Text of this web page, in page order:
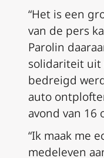
“Het is een
van de pers
Parolin
solidariteit uit
bedreigd
auto
avond van 16
“Ik maak me
medeleven